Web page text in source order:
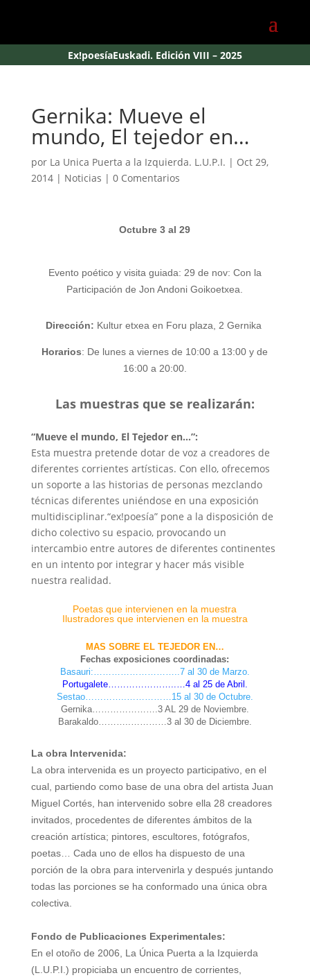
Ex!poesíaEuskadi. Edición VIII – 2025
Gernika: Mueve el
mundo, El tejedor en…
por La Unica Puerta a la Izquierda. L.U.P.I. | Oct 29,
2014| Noticias | 0 Comentarios
Octubre 3 al 29
Evento poético y visita guiada: 29 de nov: Con la
Participación de Jon Andoni Goikoetxea.
Dirección: Kultur etxea en Foru plaza, 2 Gernika
Horarios: De lunes a viernes de 10:00 a 13:00 y de
16:00 a 20:00.
Las muestras que se realizarán:
“Mueve el mundo, El Tejedor en…”:
Esta muestra pretende dotar de voz a creadores de
diferentes corrientes artísticas. Con ello, ofrecemos
un soporte a las historias de personas mezclando
técnicas diferentes uniéndose en una exposición
multidisciplinar.“ex!poesía” pone a la disposición de
dicho colectivo su espacio, provocando un
intercambio entre autores de diferentes continentes
en un intento por integrar y hacer más visible
nuestra realidad.
Poetas que intervienen en la muestra
Ilustradores que intervienen en la muestra
MAS SOBRE EL TEJEDOR EN…
Fechas exposiciones coordinadas:
Basauri:………………………..7 al 30 de Marzo.
Portugalete…………………..…4 al 25 de Abril.
Sestao…………..……………15 al 30 de Octubre.
Gernika………………….3 AL 29 de Noviembre.
Barakaldo………..…………3 al 30 de Diciembre.
La obra Intervenida:
La obra intervenida es un proyecto participativo, en el
cual, partiendo como base de una obra del artista Juan
Miguel Cortés, han intervenido sobre ella 28 creadores
invitados, procedentes de diferentes ámbitos de la
creación artística; pintores, escultores, fotógrafos,
poetas… Cada uno de ellos ha dispuesto de una
porción de la obra para intervenirla y después juntando
todas las porciones se ha conformado una única obra
colectiva.
Fondo de Publicaciones Experimentales:
En el otoño de 2006, La Única Puerta a la Izquierda
(L.U.P.I.) propiciaba un encuentro de corrientes,